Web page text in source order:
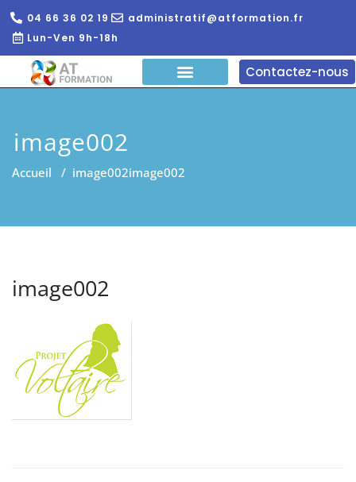
04 66 36 02 19
administratif@atformation.fr
Lun-Ven 9h-18h
Contactez-nous
image002
Accueil / image002image002
image002